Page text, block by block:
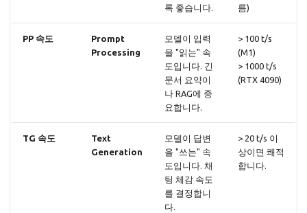
록 좋습니다.
름)
PP 속도
Prompt
Processing
모델이 입력
을 "읽는" 속
도입니다. 긴
문서 요약이
나 RAG에 중
요합니다.
> 100 t/s
(M1)
> 1000 t/s
(RTX 4090)
TG 속도
Text
Generation
모델이 답변
을 "쓰는" 속
도입니다. 채
팅 체감 속도
를 결정합니
다.
> 20 t/s 이
상이면 쾌적
합니다.